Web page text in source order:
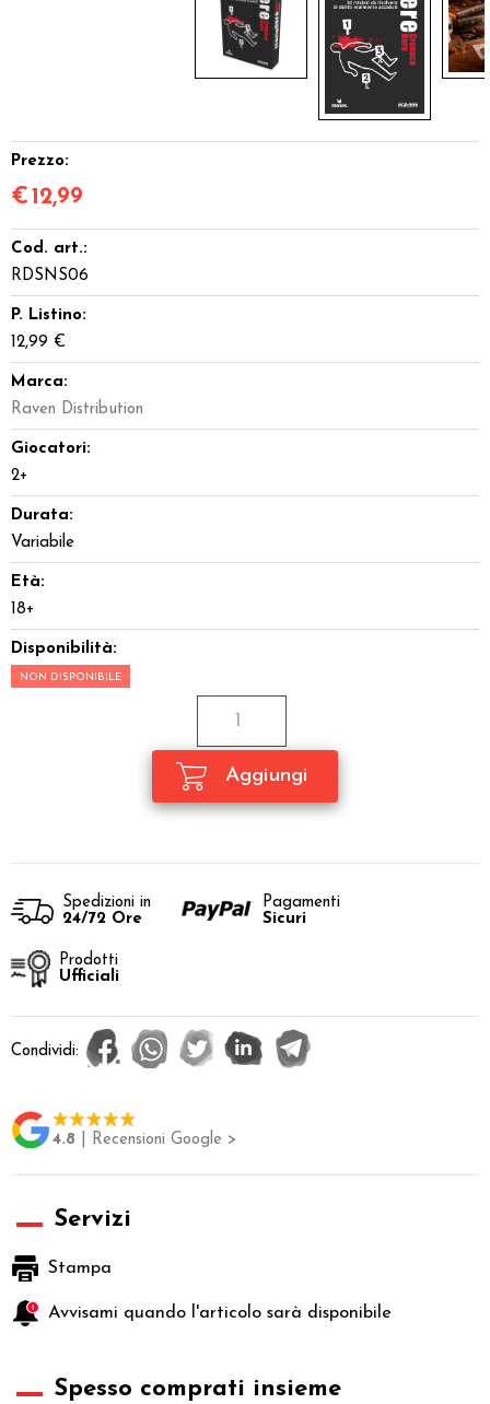
Prezzo:
€ 12,99
Cod. art.:
RDSNS06
P. Listino:
12,99 €
Marca:
Raven Distribution
Giocatori:
2+
Durata:
Variabile
Età:
18+
Disponibilità:
NON DISPONIBILE
Spedizioni in
24/72 Ore
Pagamenti
Sicuri
Prodotti
Ufficiali
Condividi:
4.8 | Recensioni Google >
Servizi
Stampa
Avvisami quando l'articolo sarà disponibile
Spesso comprati insieme